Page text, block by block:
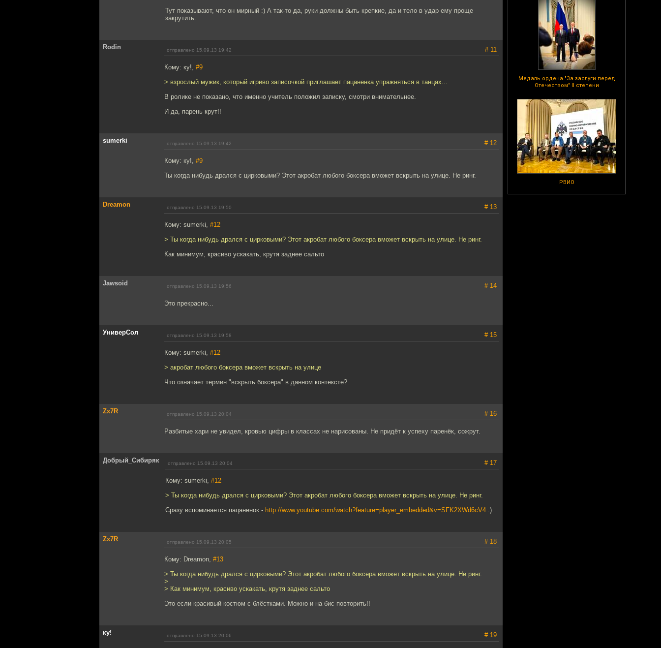
Медаль ордена "За заслуги перед
Отечеством" II степени
РВИО
Тут показывают, что он мирный :) А так-то да, руки должны быть крепкие, да и тело в удар ему проще
закрутить.
Rodin отправлено 15.09.13 19:42 # 11
Кому: ку!, #9
> взрослый мужик, который игриво записочкой приглашает пацаненка упражняться в танцах...
В ролике не показано, что именно учитель положил записку, смотри внимательнее.
И да, парень крут!!
sumerki отправлено 15.09.13 19:42 # 12
Кому: ку!, #9
Ты когда нибудь дрался с цирковыми? Этот акробат любого боксера вможет вскрыть на улице. Не ринг.
Dreamon отправлено 15.09.13 19:50 # 13
Кому: sumerki, #12
> Ты когда нибудь дрался с цирковыми? Этот акробат любого боксера вможет вскрыть на улице. Не ринг.
Как минимум, красиво ускакать, крутя заднее сальто
Jawsoid отправлено 15.09.13 19:56 # 14
Это прекрасно...
УниверСол отправлено 15.09.13 19:58 # 15
Кому: sumerki, #12
> акробат любого боксера вможет вскрыть на улице
Что означает термин "вскрыть боксера" в данном контексте?
Zx7R отправлено 15.09.13 20:04 # 16
Разбитые хари не увидел, кровью цифры в классах не нарисованы. Не придёт к успеху паренёк, сожрут.
Добрый_Сибиряк отправлено 15.09.13 20:04 # 17
Кому: sumerki, #12
> Ты когда нибудь дрался с цирковыми? Этот акробат любого боксера вможет вскрыть на улице. Не ринг.
Сразу вспоминается пацаненок - http://www.youtube.com/watch?feature=player_embedded&v=SFK2XWd6cV4 :)
Zx7R отправлено 15.09.13 20:05 # 18
Кому: Dreamon, #13
> Ты когда нибудь дрался с цирковыми? Этот акробат любого боксера вможет вскрыть на улице. Не ринг.
>
> Как минимум, красиво ускакать, крутя заднее сальто
Это если красивый костюм с блёстками. Можно и на бис повторить!!
ку! отправлено 15.09.13 20:06 # 19